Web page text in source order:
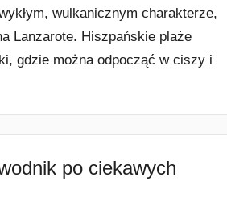
wulkanicznym charakterze,
Lanzarote. Hiszpańskie plaże
gdzie można odpocząć w ciszy i
po ciekawych